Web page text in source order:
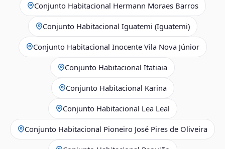
Conjunto Habitacional Hermann Moraes Barros
Conjunto Habitacional Iguatemi (Iguatemi)
Conjunto Habitacional Inocente Vila Nova Júnior
Conjunto Habitacional Itatiaia
Conjunto Habitacional Karina
Conjunto Habitacional Lea Leal
Conjunto Habitacional Pioneiro José Pires de Oliveira